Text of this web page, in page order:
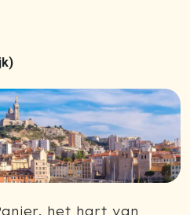
het hart van